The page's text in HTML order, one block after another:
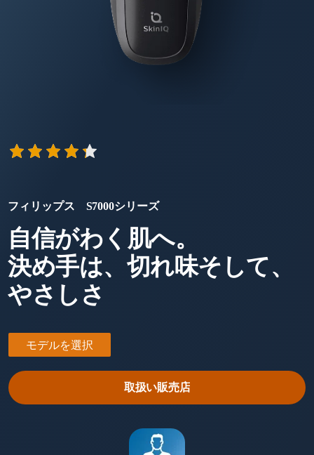
フィリップス S7000シリーズ
自信がわく肌へ。
決め手は、切れ味そして、
やさしさ
モデルを選択
取扱い販売店